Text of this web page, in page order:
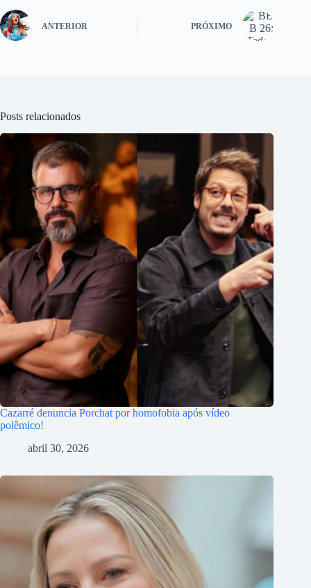
ANTERIOR PRÓXIMO
Posts relacionados
Cazarré denuncia Porchat por homofobia após vídeo
polêmico!
abril 30, 2026